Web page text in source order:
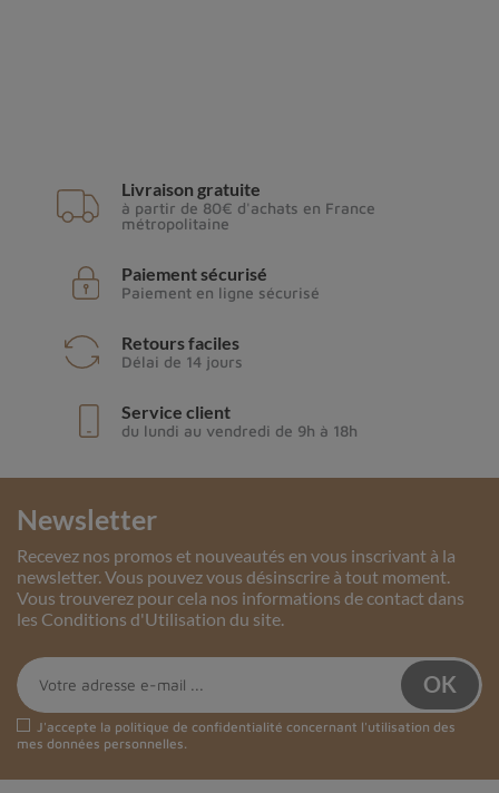
Livraison gratuite
à partir de 80€ d'achats en France
métropolitaine
Paiement sécurisé
Paiement en ligne sécurisé
Retours faciles
Délai de 14 jours
Service client
du lundi au vendredi de 9h à 18h
Newsletter
Recevez nos promos et nouveautés en vous inscrivant à la
newsletter. Vous pouvez vous désinscrire à tout moment.
Vous trouverez pour cela nos informations de contact dans
les Conditions d'Utilisation du site.
J'accepte la politique de confidentialité concernant l'utilisation des
mes données personnelles.